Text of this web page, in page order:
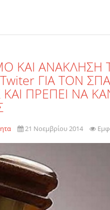
ΚΑΙ ΑΝΑΚΛΗΣΗ
ΓΙΑ ΤΟΝ
ΠΡΕΠΕΙ ΝΑ
21 Νοεμβρίου 2014